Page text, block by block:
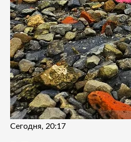
Сегодня, 20:17